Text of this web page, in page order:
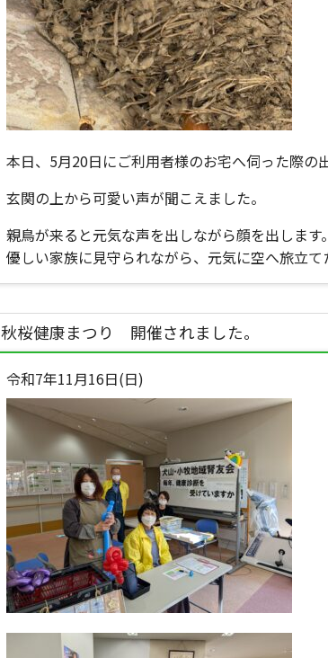
本日、5月20日にご利用者様のお宅へ伺った際の
玄関の上から可愛い声が聞こえました。
親鳥が来ると元気な声を出しながら顔を出します。
優しい家族に見守られながら、元気に空へ旅立て
秋桜健康まつり 開催されました。
令和7年11月16日(日)